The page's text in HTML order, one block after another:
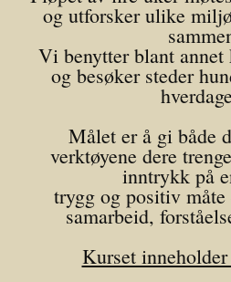
og utforsker ulike
Vi benytter blant
og besøker steder
Målet er å gi både
verktøyene dere
inntrykk på
trygg og positiv
samarbeid,
Kurset